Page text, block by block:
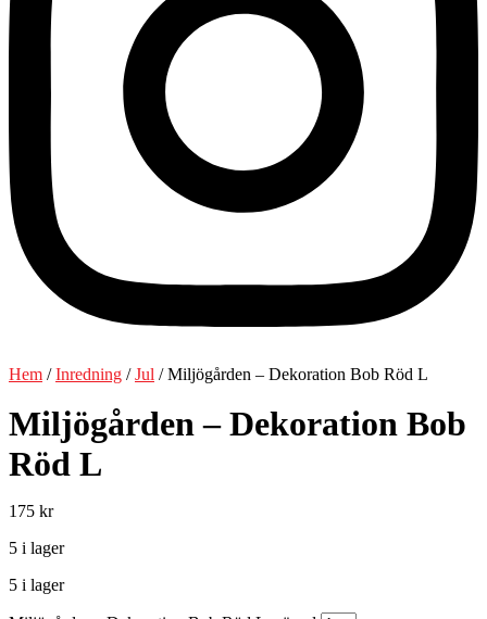
Hem /Inredning /Jul / Miljögården – Dekoration Bob Röd L
Miljögården – Dekoration Bob
Röd L
175 kr
5 i lager
5 i lager